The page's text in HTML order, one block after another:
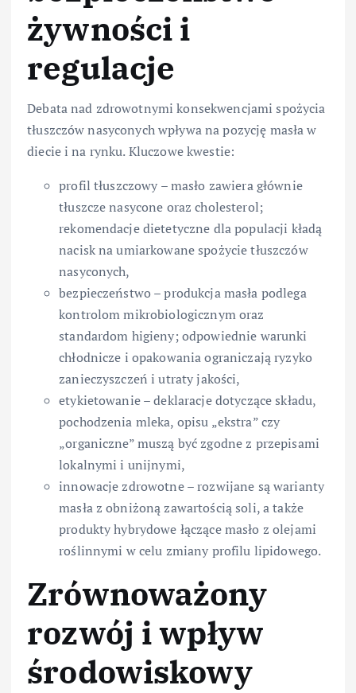
żywności i
regulacje
Debata nad zdrowotnymi konsekwencjami spożycia
tłuszczów nasyconych wpływa na pozycję masła w
diecie i na rynku. Kluczowe kwestie:
profil tłuszczowy – masło zawiera głównie
tłuszcze nasycone oraz cholesterol;
rekomendacje dietetyczne dla populacji kładą
nacisk na umiarkowane spożycie tłuszczów
nasyconych,
bezpieczeństwo – produkcja masła podlega
kontrolom mikrobiologicznym oraz
standardom higieny; odpowiednie warunki
chłodnicze i opakowania ograniczają ryzyko
zanieczyszczeń i utraty jakości,
etykietowanie – deklaracje dotyczące składu,
pochodzenia mleka, opisu „ekstra” czy
„organiczne” muszą być zgodne z przepisami
lokalnymi i unijnymi,
innowacje zdrowotne – rozwijane są warianty
masła z obniżoną zawartością soli, a także
produkty hybrydowe łączące masło z olejami
roślinnymi w celu zmiany profilu lipidowego.
Zrównoważony
rozwój i wpływ
środowiskowy